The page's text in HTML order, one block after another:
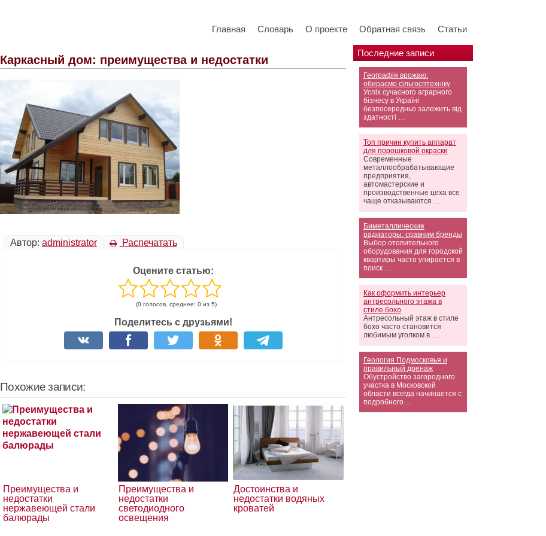
Главная Словарь О проекте Обратная связь Статьи
Последние записи
Географія врожаю:
обираємо сільгосптехніку
Успіх сучасного аграрного
бізнесу в Україні
безпосередньо залежить від
здатності …
Топ причин купить аппарат
для порошковой окраски
Современные
металлообрабатывающие
предприятия,
автомастерские и
производственные цеха все
чаще отказываются …
Биметаллические
радиаторы: сравним бренды
Выбор отопительного
оборудования для городской
квартиры часто упирается в
поиск …
Как оформить интерьер
антресольного этажа в
стиле бохо
Антресольный этаж в стиле
бохо часто становится
любимым уголком в …
Геология Подмосковья и
правильный дренаж
Обустройство загородного
участка в Московской
области всегда начинается с
подробного …
Каркасный дом: преимущества и недостатки
Автор: administrator Распечатать
Оцените статью:
(0 голосов, среднее: 0 из 5)
Поделитесь с друзьями!
Похожие записи:
Преимущества и
недостатки
нержавеющей стали
балюрады
Преимущества и
недостатки
светодиодного
освещения
Достоинства и
недостатки водяных
кроватей